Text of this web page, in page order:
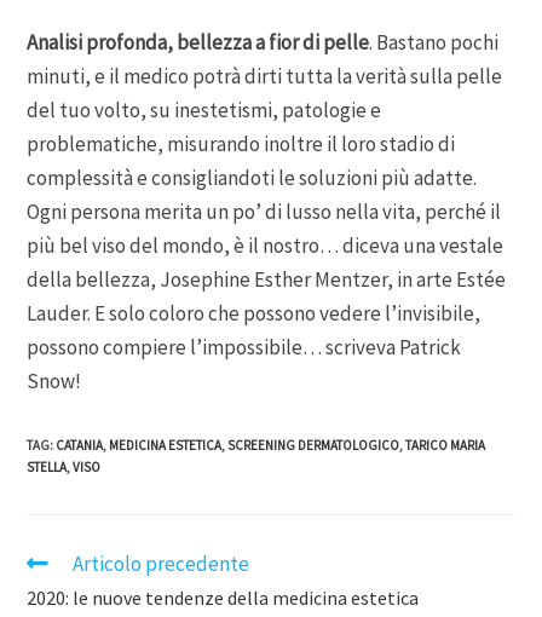
Analisi profonda, bellezza a fior di pelle. Bastano pochi
minuti, e il medico potrà dirti tutta la verità sulla pelle
del tuo volto, su inestetismi, patologie e
problematiche, misurando inoltre il loro stadio di
complessità e consigliandoti le soluzioni più adatte.
Ogni persona merita un po’ di lusso nella vita, perché il
più bel viso del mondo, è il nostro… diceva una vestale
della bellezza, Josephine Esther Mentzer, in arte Estée
Lauder. E solo coloro che possono vedere l’invisibile,
possono compiere l’impossibile… scriveva Patrick
Snow!
TAG: CATANIA, MEDICINA ESTETICA,SCREENING DERMATOLOGICO,TARICO MARIA
STELLA,VISO
Articolo precedente
2020: le nuove tendenze della medicina estetica